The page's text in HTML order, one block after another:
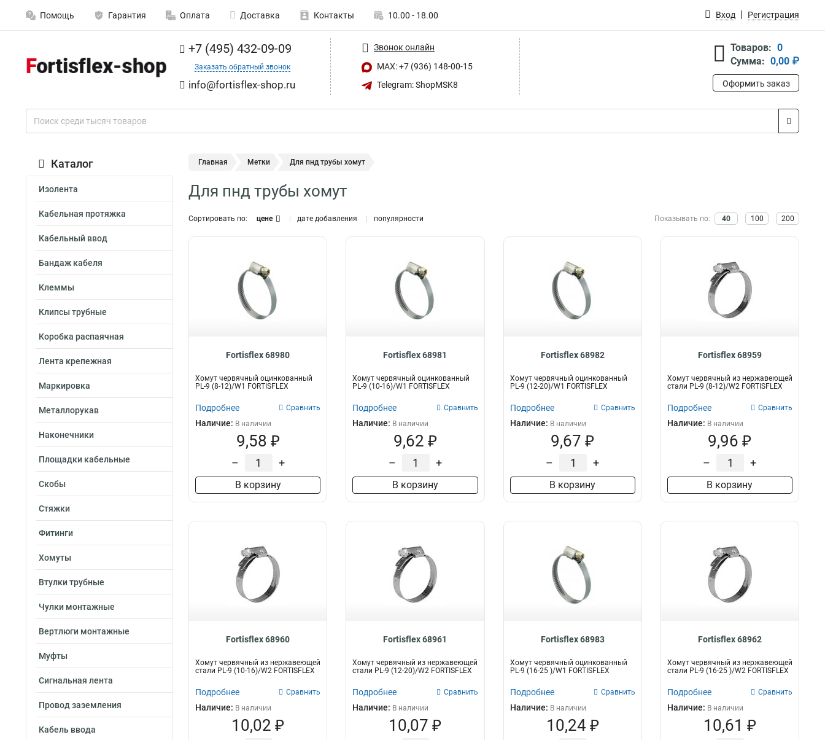
Помощь Гарантия Оплата Доставка Контакты 10.00 - 18.00 Вход Регистрация
+7 (495) 432-09-09
Заказать обратный звонок
info@fortisflex-shop.ru
Звонок онлайн
MAX: +7 (936) 148-00-15
Telegram: ShopMSK8
Товаров: 0
Сумма: 0,00 ₽
Оформить заказ
Каталог
Изолента
Кабельная протяжка
Кабельный ввод
Бандаж кабеля
Клеммы
Клипсы трубные
Коробка распаячная
Лента крепежная
Маркировка
Металлорукав
Наконечники
Площадки кабельные
Скобы
Стяжки
Фитинги
Хомуты
Втулки трубные
Чулки монтажные
Вертлюги монтажные
Муфты
Сигнальная лента
Провод заземления
Кабель ввода
Главная Метки Для пнд трубы хомут
Для пнд трубы хомут
Сортировать по: цене дате добавления популярности Показывать по: 40 100 200
Fortisflex 68980
Хомут червячный оцинкованный
PL-9 (8-12)/W1 FORTISFLEX
Подробнее Сравнить
Наличие: В наличии
9,58 ₽
– +
В корзину
Fortisflex 68981
Хомут червячный оцинкованный
PL-9 (10-16)/W1 FORTISFLEX
Подробнее Сравнить
Наличие: В наличии
9,62 ₽
– +
В корзину
Fortisflex 68982
Хомут червячный оцинкованный
PL-9 (12-20)/W1 FORTISFLEX
Подробнее Сравнить
Наличие: В наличии
9,67 ₽
– +
В корзину
Fortisflex 68959
Хомут червячный из нержавеющей
стали PL-9 (8-12)/W2 FORTISFLEX
Подробнее Сравнить
Наличие: В наличии
9,96 ₽
– +
В корзину
Fortisflex 68960
Хомут червячный из нержавеющей
стали PL-9 (10-16)/W2 FORTISFLEX
Подробнее Сравнить
Наличие: В наличии
10,02 ₽
Fortisflex 68961
Хомут червячный из нержавеющей
стали PL-9 (12-20)/W2 FORTISFLEX
Подробнее Сравнить
Наличие: В наличии
10,07 ₽
Fortisflex 68983
Хомут червячный оцинкованный
PL-9 (16-25 )/W1 FORTISFLEX
Подробнее Сравнить
Наличие: В наличии
10,24 ₽
Fortisflex 68962
Хомут червячный из нержавеющей
стали PL-9 (16-25 )/W2 FORTISFLEX
Подробнее Сравнить
Наличие: В наличии
10,61 ₽